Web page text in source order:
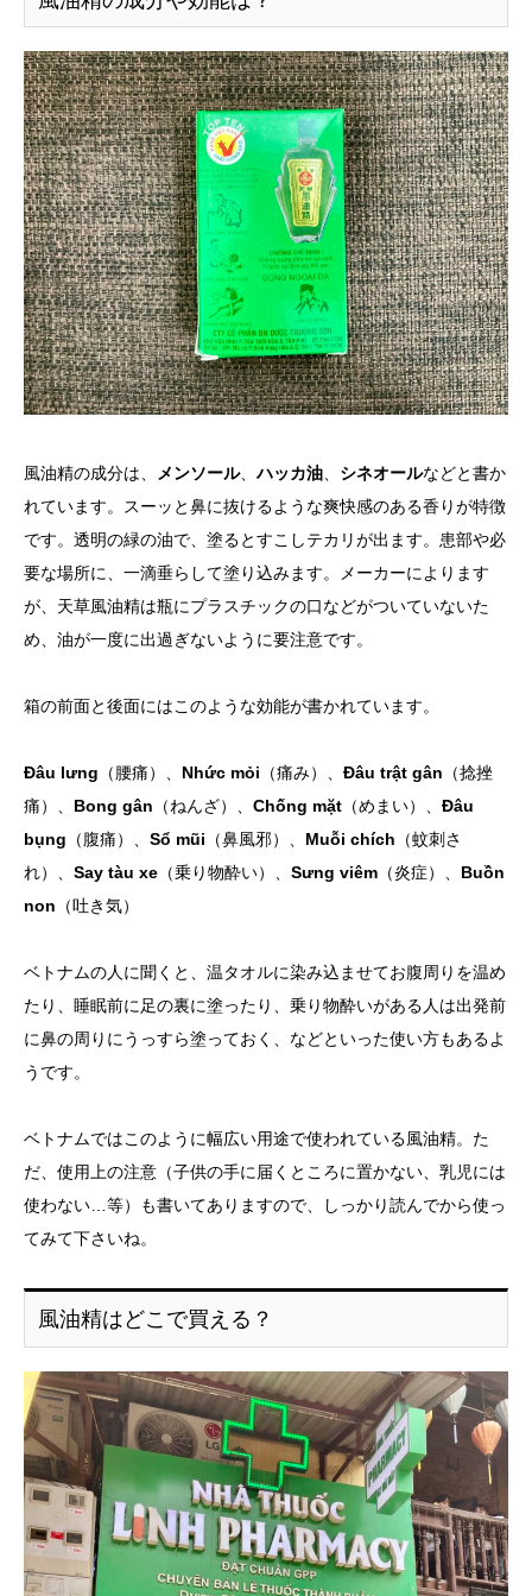
風油精の成分は、 メンソール、ハッカ油、 シネオールなどと書か
れています。スーッと鼻に抜けるような爽快感のある香りが特徴
です。透明の緑の油で、塗るとすこしテカリが出ます。患部や必
要な場所に、一滴垂らして塗り込みます。メーカーによります
が、天草風油精は瓶にプラスチックの口などがついていないた
め、油が一度に出過ぎないように要注意です。
箱の前面と後面にはこのような効能が書かれています。
Đâu lưng （腰痛）、 Nhức mỏi （痛み）、 Đâu trật gân （捻挫
痛）、 Bong gân （ねんざ）、 Chống mặt （めまい）、 Đâu
bụng （腹痛）、 Sổ mũi （鼻風邪）、 Muỗi chích （蚊刺さ
れ）、 Say tàu xe （乗り物酔い）、 Sưng viêm （炎症）、 Buồn
non （吐き気）
ベトナムの人に聞くと、温タオルに染み込ませてお腹周りを温め
たり、睡眠前に足の裏に塗ったり、乗り物酔いがある人は出発前
に鼻の周りにうっすら塗っておく、などといった使い方もあるよ
うです。
ベトナムではこのように幅広い用途で使われている風油精。た
だ、使用上の注意（子供の手に届くところに置かない、乳児には
使わない…等）も書いてありますので、しっかり読んでから使っ
てみて下さいね。
風油精はどこで買える？